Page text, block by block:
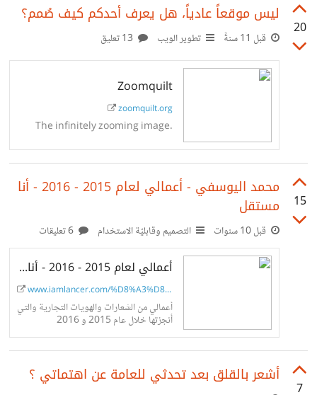
http://braanotes.blogspot.com/2015/09/blog-
post_15.html >المجتمع:
https://plus.google.com/u/0/communities/10911
7749342179166498 شاركني ..
20
ليس موقعاً عادياً، هل يعرف أحدكم كيف صُمم؟
قبل 11 سنةً تطوير الويب
Zoomquilt
zoomquilt.org
The infinitely zooming image.
15
محمد اليوسفي - أعمالي لعام 2015 - 2016 - أنا
مستقل
قبل 10 سنوات التصميم وقابليّة الاستخدام
أعمالي لعام 2015 - 2016 - أنا مستقل
www.iamlancer.com/%D8%A3%D8%B9%D9%...
أعمالي من الشعارات والهويات التجارية والتي
أنجزتها خلال عام 2015 و 2016
7
أشعر بالقلق بعد تحدثي للعامة عن اهتماتي ؟